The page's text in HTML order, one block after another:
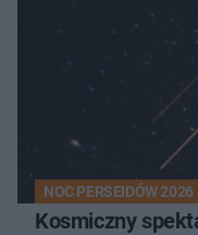
NOC PERSEIDÓW 2026
Kosmiczny